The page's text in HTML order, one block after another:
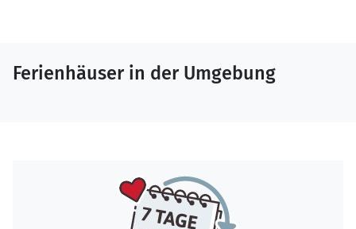
Ferienhäuser in der Umgebung